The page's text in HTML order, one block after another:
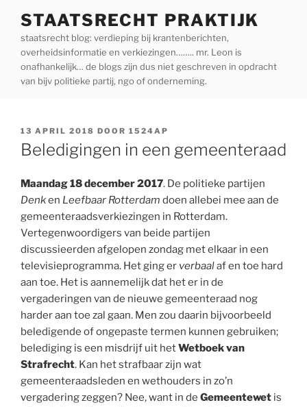
inhoud
STAATSRECHT PRAKTIJK
staatsrecht blog: verdieping bij krantenberichten,
overheidsinformatie en verkiezingen…….. mr. Leon is
onafhankelijk… de blogs zijn dus niet geschreven in opdracht
van bijv politieke partij, ngo of onderneming.
GEPLAATST
OP
13 APRIL 2018 DOOR 1524AP
Beledigingen in een gemeenteraad
Maandag 18 december 2017. De politieke partijen
Denken Leefbaar Rotterdam doen allebei mee aan de
gemeenteraadsverkiezingen in Rotterdam.
Vertegenwoordigers van beide partijen
discussieerden afgelopen zondag met elkaar in een
televisieprogramma. Het ging er verbaalaf en toe hard
aan toe. Het is aannemelijk dat het er in de
vergaderingen van de nieuwe gemeenteraad nog
harder aan toe zal gaan. Men zou daarin bijvoorbeeld
beledigende of ongepaste termen kunnen gebruiken;
belediging is een misdrijf uit hetWetboek van
Strafrecht. Kan het strafbaar zijn wat
gemeenteraadsleden en wethouders in zo’n
vergadering zeggen? Nee, want in de Gemeentewet is